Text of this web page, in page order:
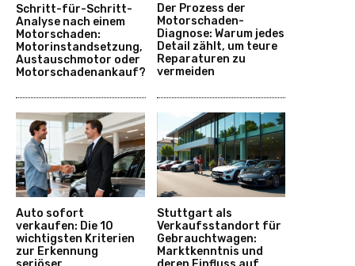
Schritt-für-Schritt-
Analyse nach einem
Motorschaden:
Motorinstandsetzung,
Austauschmotor oder
Motorschadenankauf?
Der Prozess der
Motorschaden-
Diagnose: Warum jedes
Detail zählt, um teure
Reparaturen zu
vermeiden
Auto sofort
verkaufen: Die 10
wichtigsten Kriterien
zur Erkennung
Stuttgart als
Verkaufsstandort für
Gebrauchtwagen:
Marktkenntnis und